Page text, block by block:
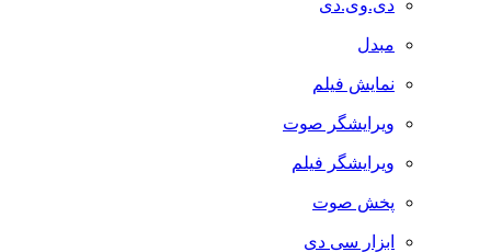
دی.وی.دی
مبدل
نمایش فیلم
ویرایشگر صوت
ویرایشگر فیلم
پخش صوت
ابزار سی دی